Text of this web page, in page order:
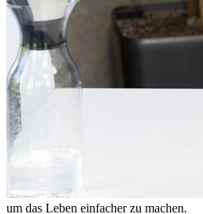
um das Leben einfacher zu machen.